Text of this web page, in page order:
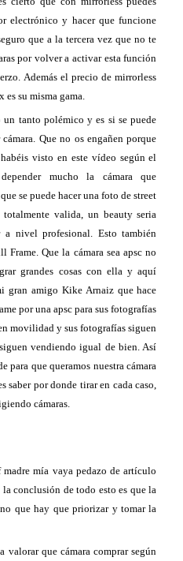
electrónico y hacer que funcione
que a la tercera vez que no te
por volver a activar esta función
Además el precio de mirrorless
su misma gama.
tanto polémico y es si se puede
Que no os engañen porque
visto en este vídeo según el
mucho la cámara que
se puede hacer una foto de street
valida, un beauty seria
nivel profesional. Esto también
Que la cámara sea apsc no
grandes cosas con ella y aquí
gran amigo Kike Arnaiz que hace
por una apsc para sus fotografías
movilidad y sus fotografías siguen
vendiendo igual de bien. Así
para que queramos nuestra cámara
saber por donde tirar en cada caso,
cámaras.
mía vaya pedazo de artículo
conclusión de todo esto es que la
que hay que priorizar y tomar la
valorar que cámara comprar según